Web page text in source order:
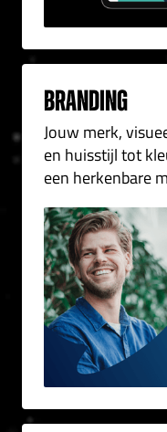
Branding
Jouw merk,
en huisstijl tot
een herkenbare